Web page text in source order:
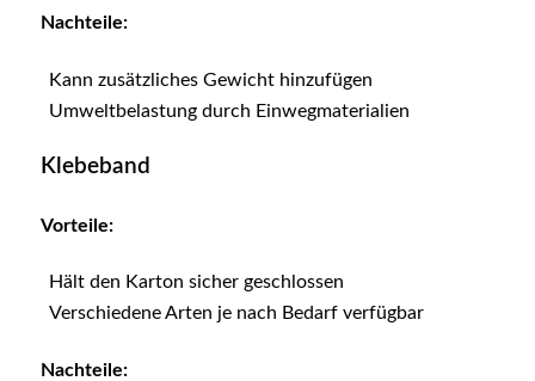
Nachteile:
Kann zusätzliches Gewicht hinzufügen
Umweltbelastung durch Einwegmaterialien
Klebeband
Vorteile:
Hält den Karton sicher geschlossen
Verschiedene Arten je nach Bedarf verfügbar
Nachteile: